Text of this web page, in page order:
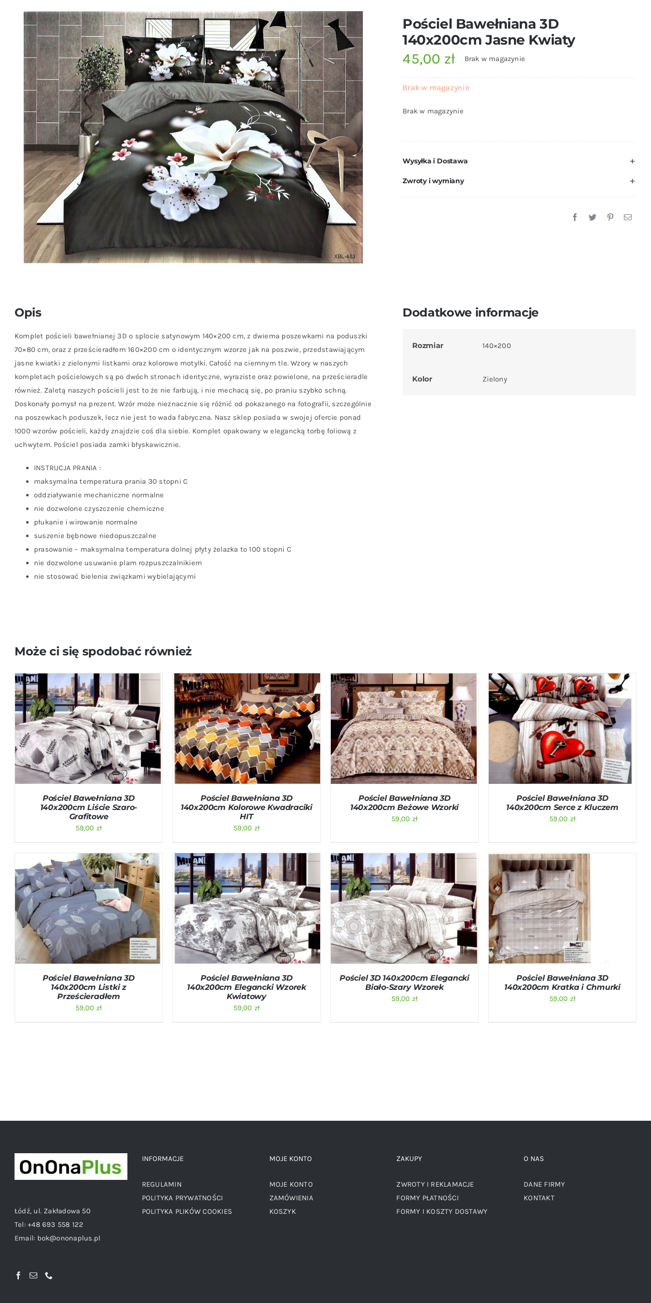
Pościel Bawełniana 3D
140x200cm Jasne Kwiaty
45,00 zł Brak w magazynie
Brak w magazynie
Brak w magazynie
Wysyłka i Dostawa
Zwroty i wymiany
Opis
Komplet pościeli bawełnianej 3D o splocie satynowym 140×200 cm, z dwiema poszewkami na poduszki
70×80 cm, oraz z prześcieradłem 160×200 cm o identycznym wzorze jak na poszwie, przedstawiającym
jasne kwiatki z zielonymi listkami oraz kolorowe motylki. Całość na ciemnym tle. Wzory w naszych
kompletach pościelowych są po dwóch stronach identyczne, wyraziste oraz powielone, na prześcieradle
również. Zaletą naszych pościeli jest to że nie farbują, i nie mechacą się, po praniu szybko schną.
Doskonały pomysł na prezent. Wzór może nieznacznie się różnić od pokazanego na fotografii, szczególnie
na poszewkach poduszek, lecz nie jest to wada fabryczna. Nasz sklep posiada w swojej ofercie ponad
1000 wzorów pościeli, każdy znajdzie coś dla siebie. Komplet opakowany w elegancką torbę foliową z
uchwytem. Pościel posiada zamki błyskawicznie.
INSTRUCJA PRANIA :
maksymalna temperatura prania 30 stopni C
oddziaływanie mechaniczne normalne
nie dozwolone czyszczenie chemiczne
płukanie i wirowanie normalne
suszenie bębnowe niedopuszczalne
prasowanie – maksymalna temperatura dolnej płyty żelazka to 100 stopni C
nie dozwolone usuwanie plam rozpuszczalnikiem
nie stosować bielenia związkami wybielającymi
Dodatkowe informacje
Rozmiar 140×200
Kolor Zielony
Może ci się spodobać również
DODAJ DO KOSZYKA / QUICK VIEW
Pościel Bawełniana 3D
140x200cm Liście Szaro-
Grafitowe
59,00 zł
DODAJ DO KOSZYKA / QUICK VIEW
Pościel Bawełniana 3D
140x200cm Kolorowe Kwadraciki
HIT
59,00 zł
DODAJ DO KOSZYKA / QUICK VIEW
Pościel Bawełniana 3D
140x200cm Beżowe Wzorki
59,00 zł
DODAJ DO KOSZYKA / QUICK VIEW
Pościel Bawełniana 3D
140x200cm Serce z Kluczem
59,00 zł
DODAJ DO KOSZYKA / QUICK VIEW
Pościel Bawełniana 3D
140x200cm Listki z
Prześcieradłem
59,00 zł
DODAJ DO KOSZYKA / QUICK VIEW
Pościel Bawełniana 3D
140x200cm Elegancki Wzorek
Kwiatowy
59,00 zł
DODAJ DO KOSZYKA / QUICK VIEW
Pościel 3D 140x200cm Elegancki
Biało-Szary Wzorek
59,00 zł
DODAJ DO KOSZYKA / QUICK VIEW
Pościel Bawełniana 3D
140x200cm Kratka i Chmurki
59,00 zł
Łódź, ul. Zakładowa 50
Tel:+48 693 558 122
Email: bok@ononaplus.pl
INFORMACJE
REGULAMIN
POLITYKA PRYWATNOŚCI
POLITYKA PLIKÓW COOKIES
MOJE KONTO
MOJE KONTO
ZAMÓWIENIA
KOSZYK
ZAKUPY
ZWROTY I REKLAMACJE
FORMY PŁATNOŚCI
FORMY I KOSZTY DOSTAWY
O NAS
DANE FIRMY
KONTAKT